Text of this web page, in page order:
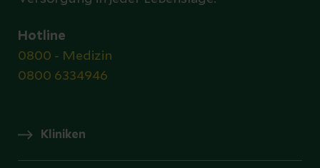
Hotline
0800 - Medizin
0800 6334946
Kliniken